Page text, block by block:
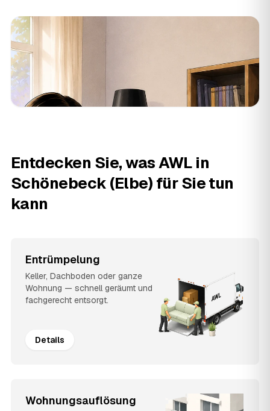
Entdecken Sie, was AWL in
Schönebeck (Elbe) für Sie tun
kann
Entrümpelung
Keller, Dachboden oder ganze
Wohnung — schnell geräumt und
fachgerecht entsorgt.
Details
Wohnungsauflösung